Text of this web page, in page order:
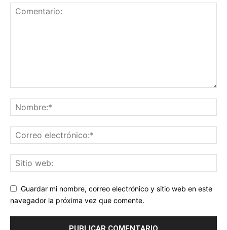
Guardar mi nombre, correo electrónico y sitio web en este
navegador la próxima vez que comente.